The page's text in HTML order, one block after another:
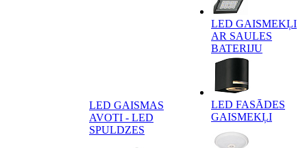
LED GAISMAS
AVOTI - LED
SPULDZES
LED GAISMEKĻI
AR SAULES
BATERIJU
LED FASĀDES
GAISMEKĻI